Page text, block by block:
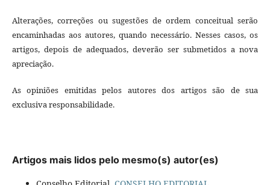
Alterações, correções ou sugestões de ordem conceitual serão
encaminhadas aos autores, quando necessário. Nesses casos, os
artigos, depois de adequados, deverão ser submetidos a nova
apreciação.
As opiniões emitidas pelos autores dos artigos são de sua
exclusiva responsabilidade.
Artigos mais lidos pelo mesmo(s) autor(es)